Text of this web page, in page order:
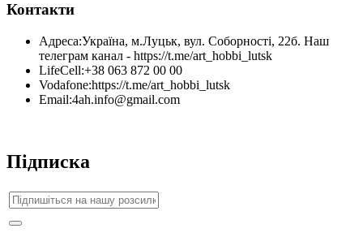
Контакти
Адреса:Україна, м.Луцьк, вул. Соборності, 22б. Наш
телеграм канал - https://t.me/art_hobbi_lutsk
LifeCell:+38 063 872 00 00
Vodafone:https://t.me/art_hobbi_lutsk
Email:4ah.info@gmail.com
Підписка